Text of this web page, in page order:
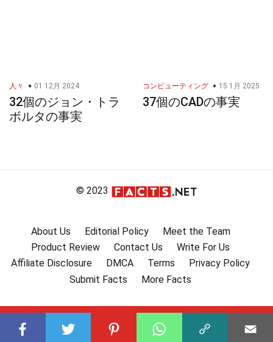
人々 01 12月 2024
32個のジョン・トラ
ボルタの事実
コンピューティング 15 1月 2025
37個のCADの事実
© 2023
About Us Editorial Policy
Meet the Team
Product Review
Contact Us
Write For Us
Affiliate Disclosure
DMCA Terms
Privacy Policy
Submit Facts
More Facts
Subscribe to our channel